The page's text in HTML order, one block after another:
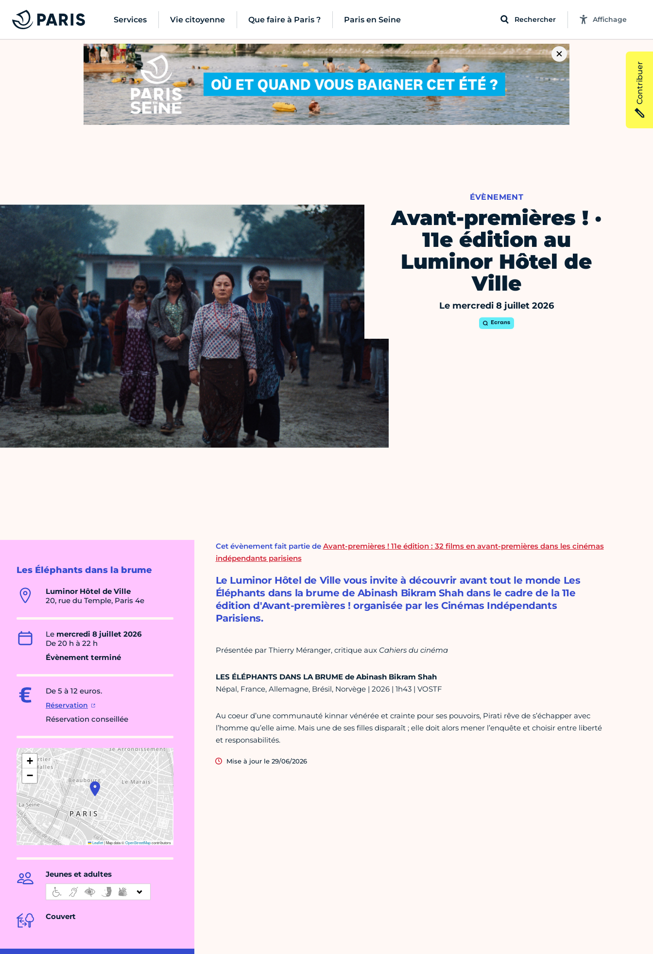
Services Vie citoyenne Que faire à Paris ? Paris en Seine Rechercher Affichage
ÉVÈNEMENT
Avant-premières ! ·
11e édition au
Luminor Hôtel de
Ville
Le mercredi 8 juillet 2026
Ecrans
Les Éléphants dans la brume
Luminor Hôtel de Ville
20, rue du Temple, Paris 4e
Le mercredi 8 juillet 2026
De 20 h à 22 h
Évènement terminé
De 5 à 12 euros.
Réservation
Réservation conseillée
+
−
Leaflet|Map data ©OpenStreetMapcontributors
Jeunes et adultes
Couvert
Cet évènement fait partie de Avant-premières ! 11e édition : 32 films en avant-premières dans les cinémas
indépendants parisiens
Le Luminor Hôtel de Ville vous invite à découvrir avant tout le monde Les
Éléphants dans la brume de Abinash Bikram Shah dans le cadre de la 11e
édition d'Avant-premières ! organisée par les Cinémas Indépendants
Parisiens.
Présentée par Thierry Méranger, critique aux Cahiers du cinéma
LES ÉLÉPHANTS DANS LA BRUME de Abinash Bikram Shah
Népal, France, Allemagne, Brésil, Norvège | 2026 | 1h43 | VOSTF
Au coeur d’une communauté kinnar vénérée et crainte pour ses pouvoirs, Pirati rêve de s’échapper avec
l’homme qu’elle aime. Mais une de ses filles disparaît ; elle doit alors mener l’enquête et choisir entre liberté
et responsabilités.
Mise à jour le 29/06/2026
Contribuer